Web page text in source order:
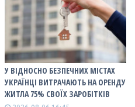
У ВІДНОСНО БЕЗПЕЧНИХ МІСТАХ
УКРАЇНЦІ ВИТРАЧАЮТЬ НА ОРЕНДУ
ЖИТЛА 75% СВОЇХ ЗАРОБІТКІВ